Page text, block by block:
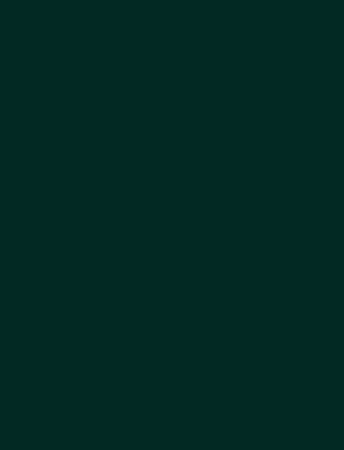
typographique ou une
peut-être vous aider
parmi les personnalités
rencontrés dans les